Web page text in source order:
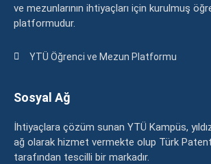
ve mezunlarının ihtiyaçları için kurulmuş
platformudur.
YTÜ Öğrenci ve Mezun Platformu
Sosyal Ağ
İhtiyaçlara çözüm sunan YTÜ Kampüs,
ağ olarak hizmet vermekte olup Türk
tarafından tescilli bir markadır.